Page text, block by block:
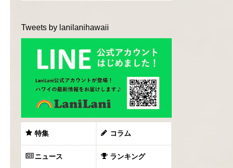
Tweets by lanilanihawaii
特集 コラム
ニュース ランキング